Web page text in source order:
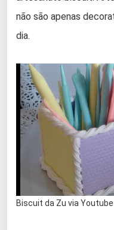
não são apenas
dia.
Biscuit da Zu via Youtube